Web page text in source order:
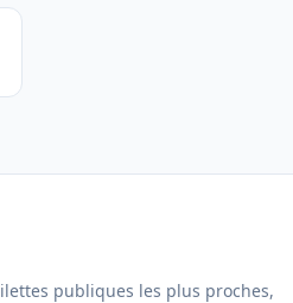
publiques les plus proches,